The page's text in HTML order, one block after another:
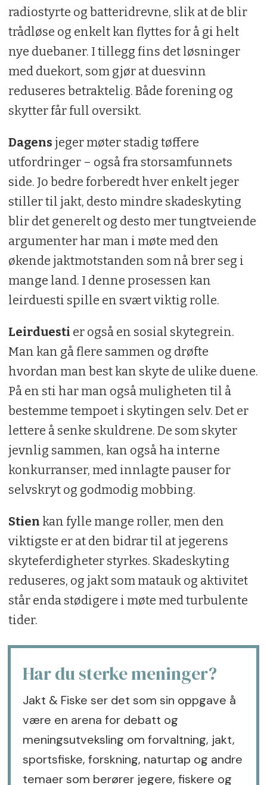
radiostyrte og batteridrevne, slik at de blir
trådløse og enkelt kan flyttes for å gi helt
nye duebaner. I tillegg fins det løsninger
med duekort, som gjør at duesvinn
reduseres betraktelig. Både forening og
skytter får full oversikt.
Dagens jeger møter stadig tøffere
utfordringer – også fra storsamfunnets
side. Jo bedre forberedt hver enkelt jeger
stiller til jakt, desto mindre skadeskyting
blir det generelt og desto mer tungtveiende
argumenter har man i møte med den
økende jaktmotstanden som nå brer seg i
mange land. I denne prosessen kan
leirduesti spille en svært viktig rolle.
Leirduesti er også en sosial skytegrein.
Man kan gå flere sammen og drøfte
hvordan man best kan skyte de ulike duene.
På en sti har man også muligheten til å
bestemme tempoet i skytingen selv. Det er
lettere å senke skuldrene. De som skyter
jevnlig sammen, kan også ha interne
konkurranser, med innlagte pauser for
selvskryt og godmodig mobbing.
Stien kan fylle mange roller, men den
viktigste er at den bidrar til at jegerens
skyteferdigheter styrkes. Skadeskyting
reduseres, og jakt som matauk og aktivitet
står enda stødigere i møte med turbulente
tider.
Har du sterke meninger?
Jakt & Fiske ser det som sin oppgave å
være en arena for debatt og
meningsutveksling om forvaltning, jakt,
sportsfiske, forskning, naturtap og andre
temaer som berører jegere, fiskere og